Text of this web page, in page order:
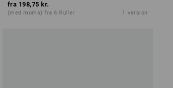
fra 198,75 kr.
(med moms) fra 6 Ruller 1 version